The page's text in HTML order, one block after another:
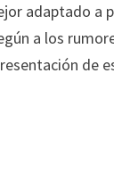
adaptado a
a los
de